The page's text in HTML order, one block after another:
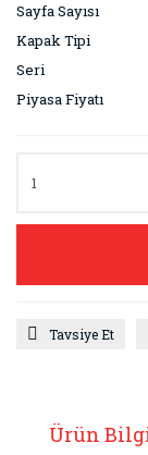
Sayfa Sayısı
Kapak Tipi
Seri
Piyasa Fiyatı
Tavsiye Et
Ürün